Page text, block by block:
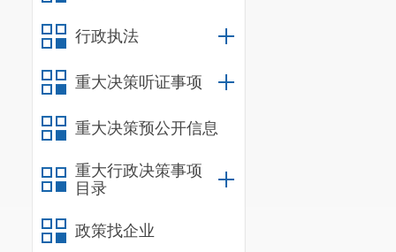
行政执法
重大决策听证事项
重大决策预公开信息
重大行政决策事项
目录
政策找企业